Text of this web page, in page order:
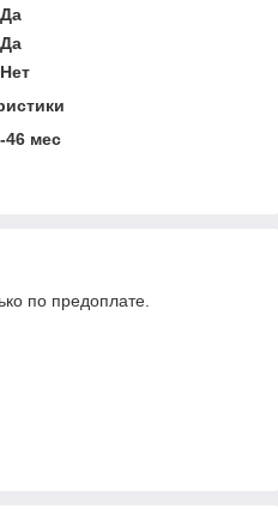
Да
Да
Нет
-46 мес
по предоплате.